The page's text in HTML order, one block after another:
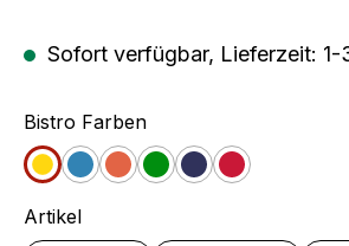
Sofort verfügbar, Lieferzeit: 1-
Bistro Farbenauswählen
GelbBlauOrange
GrünJeansCherry
Artikelauswählen